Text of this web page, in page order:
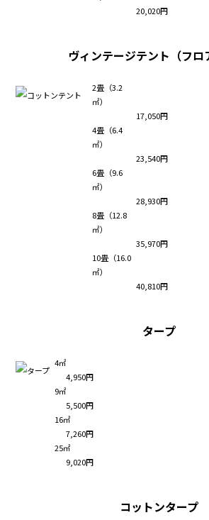
20,020円
ヴィンテージテント（フロ
2畳（3.2
㎡）
17,050円
4畳（6.4
㎡）
23,540円
6畳（9.6
㎡）
28,930円
8畳（12.8
㎡）
35,970円
10畳（16.0
㎡）
40,810円
タープ
4㎡
4,950円
9㎡
5,500円
16㎡
7,260円
25㎡
9,020円
コットンタープ